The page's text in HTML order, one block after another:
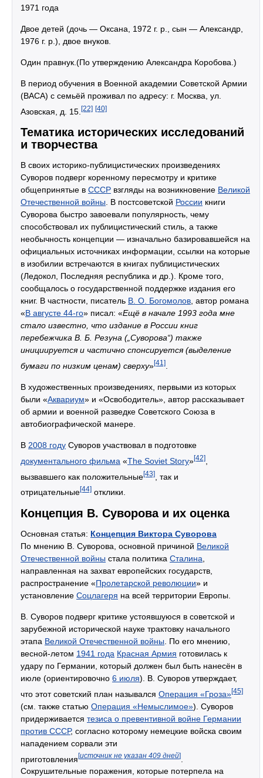
1971 года
Двое детей (дочь — Оксана, 1972 г. р., сын — Александр,
1976 г. р.), двое внуков.
Один правнук.(По утверждению Александра Коробова.)
В период обучения в Военной академии Советской Армии
(ВАСА) с семьёй проживал по адресу: г. Москва, ул.
Азовская, д. 15. [22] [40]
Тематика исторических исследований
и творчества
В своих историко-публицистических произведениях
Суворов подверг коренному пересмотру и критике
общепринятые в СССР взгляды на возникновение Великой
Отечественной войны. В постсоветской России книги
Суворова быстро завоевали популярность, чему
способствовал их публицистический стиль, а также
необычность концепции — изначально базировавшейся на
официальных источниках информации, ссылки на которые
в изобилии встречаются в книгах публицистических
(Ледокол, Последняя республика и др.). Кроме того,
сообщалось о государственной поддержке издания его
книг. В частности, писатель В. О. Богомолов, автор романа
«В августе 44-го» писал: «Ещё в начале 1993 года мне
стало известно, что издание в России книг
перебежчика В. Б. Резуна („Суворова“) также
инициируется и частично спонсируется (выделение
бумаги по низким ценам) сверху»[41]
В художественных произведениях, первыми из которых
были «Аквариум» и «Освободитель», автор рассказывает
об армии и военной разведке Советского Союза в
автобиографической манере.
В 2008 году Суворов участвовал в подготовке
документального фильма «The Soviet Story»[42]
вызвавшего как положительные[43]
, так и
отрицательные[44] отклики.
Концепция В. Суворова и их оценка
Основная статья: Концепция Виктора Суворова
По мнению В. Суворова, основной причиной Великой
Отечественной войны стала политика Сталина
направленная на захват европейских государств,
распространение «Пролетарской революции» и
установление Соцлагеря на всей территории Европы.
В. Суворов подверг критике устоявшуюся в советской и
зарубежной исторической науке трактовку начального
этапа Великой Отечественной войны . По его мнению,
весной-летом 1941 года Красная Армия готовилась к
удару по Германии, который должен был быть нанесён в
июле (ориентировочно 6 июля). В. Суворов утверждает,
что этот советский план назывался Операция «Гроза»[45]
(см. также статью Операция «Немыслимое»). Суворов
придерживается тезиса о превентивной войне Германии
против СССР, согласно которому немецкие войска своим
нападением сорвали эти
приготовления [источник не указан 409 дней]
Сокрушительные поражения, которые потерпела на